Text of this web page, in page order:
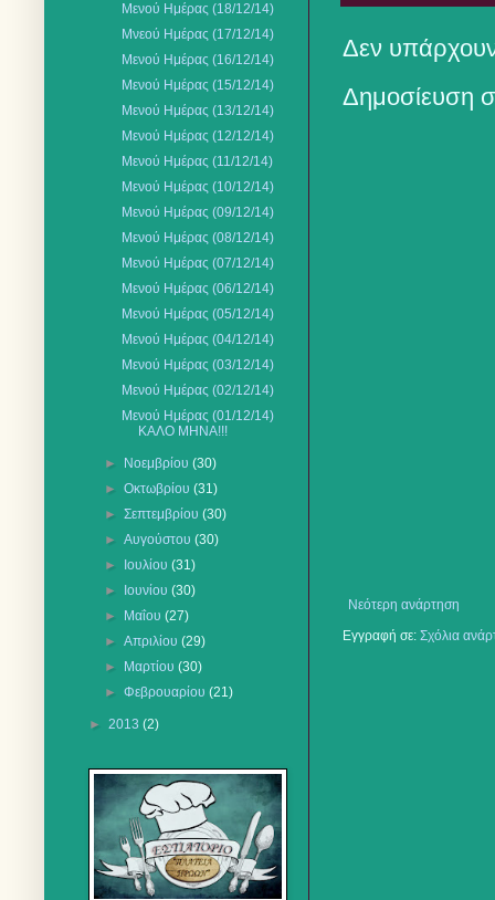
Δεν
Δημοσίευση
Νεότερη ανάρτηση
Εγγραφή σε: Σχόλια
Μενού Ημέρας (18/12/14)
Μνεού Ημέρας (17/12/14)
Μενού Ημέρας (16/12/14)
Μενού Ημέρας (15/12/14)
Μενού Ημέρας (13/12/14)
Μενού Ημέρας (12/12/14)
Μενού Ημέρας (11/12/14)
Μενού Ημέρας (10/12/14)
Μενού Ημέρας (09/12/14)
Μενού Ημέρας (08/12/14)
Μενού Ημέρας (07/12/14)
Μενού Ημέρας (06/12/14)
Μενού Ημέρας (05/12/14)
Μενού Ημέρας (04/12/14)
Μενού Ημέρας (03/12/14)
Μενού Ημέρας (02/12/14)
Μενού Ημέρας (01/12/14)
ΚΑΛΟ ΜΗΝΑ!!!
► Νοεμβρίου(30)
►Οκτωβρίου(31)
►Σεπτεμβρίου(30)
►Αυγούστου(30)
►
Ιουλίου(31)
►
Ιουνίου(30)
►
Μαΐου(27)
►Απριλίου(29)
►
Μαρτίου(30)
►Φεβρουαρίου(21)
► 2013 (2)